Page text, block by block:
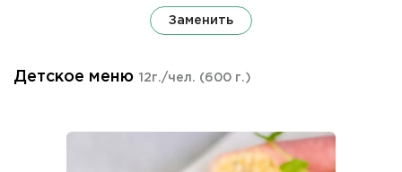
Заменить
Детское меню 12г./чел. (600 г.)